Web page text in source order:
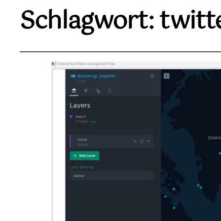
Schlagwort: